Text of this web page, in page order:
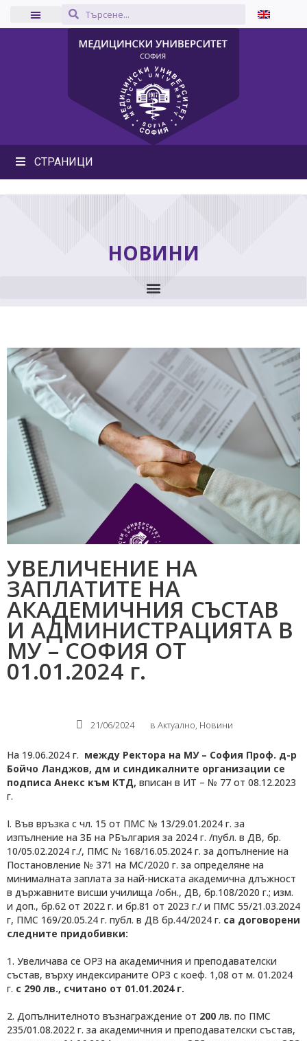
СТРАНИЦИ
НОВИНИ
УВЕЛИЧЕНИЕ НА
ЗАПЛАТИТЕ НА
АКАДЕМИЧНИЯ СЪСТАВ
И АДМИНИСТРАЦИЯТА В
МУ – СОФИЯ ОТ
01.01.2024 г.
21/06/2024 в Актуално, Новини
На 19.06.2024 г. между Ректора на МУ – София Проф. д-р
Бойчо Ланджов, дм и синдикалните организации се
подписа Анекс към КТД, вписан в ИТ – № 77 от 08.12.2023
г.
I. Във връзка с чл. 15 от ПМС № 13/29.01.2024 г. за
изпълнение на ЗБ на РБългария за 2024 г. /публ. в ДВ, бр.
10/05.02.2024 г./, ПМС № 168/16.05.2024 г. за допълнение на
Постановление № 371 на МС/2020 г. за определяне на
минималната заплата за най-ниската академична длъжност
в държавните висши училища /обн., ДВ, бр.108/2020 г.; изм.
и доп., бр.62 от 2022 г. и бр.81 от 2023 г./ и ПМС 55/21.03.2024
г, ПМС 169/20.05.24 г. публ. в ДВ бр.44/2024 г. са договорени
следните придобивки:
1. Увеличава се ОРЗ на академичния и преподавателски
състав, върху индексираните ОРЗ с коеф. 1,08 от м. 01.2024
г. с 290 лв., считано от 01.01.2024 г.
2. Допълнителното възнаграждение от 200 лв. по ПМС
235/01.08.2022 г. за академичния и преподавателски състав,